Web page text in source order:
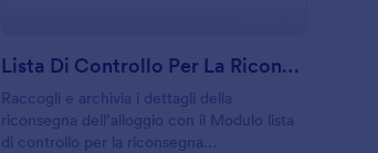
Lista Di Controllo Per La Riconsegna Dell'appartamento
Raccogli e archivia i dettagli della
riconsegna dell’alloggio con il Modulo lista
di controllo per la riconsegna